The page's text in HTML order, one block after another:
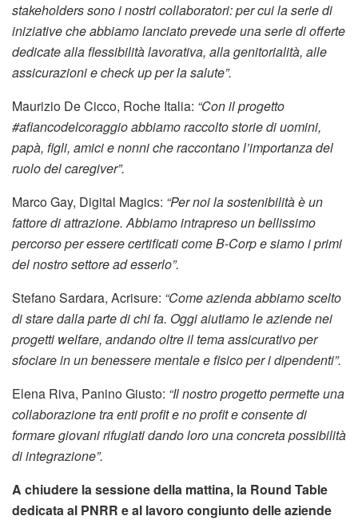
stakeholders sono i nostri collaboratori: per cui la serie di
iniziative che abbiamo lanciato prevede una serie di offerte
dedicate alla flessibilità lavorativa, alla genitorialità, alle
assicurazioni e check up per la salute”.
Maurizio De Cicco, Roche Italia: “Con il progetto
#afiancodelcoraggio abbiamo raccolto storie di uomini,
papà, figli, amici e nonni che raccontano l’importanza del
ruolo del caregiver”.
Marco Gay, Digital Magics: “Per noi la sostenibilità è un
fattore di attrazione. Abbiamo intrapreso un bellissimo
percorso per essere certificati come B-Corp e siamo i primi
del nostro settore ad esserlo”.
Stefano Sardara, Acrisure: “Come azienda abbiamo scelto
di stare dalla parte di chi fa. Oggi aiutiamo le aziende nei
progetti welfare, andando oltre il tema assicurativo per
sfociare in un benessere mentale e fisico per i dipendenti”.
Elena Riva, Panino Giusto: “Il nostro progetto permette una
collaborazione tra enti profit e no profit e consente di
formare giovani rifugiati dando loro una concreta possibilità
di integrazione”.
A chiudere la sessione della mattina, la Round Table
dedicata al PNRR e al lavoro congiunto delle aziende